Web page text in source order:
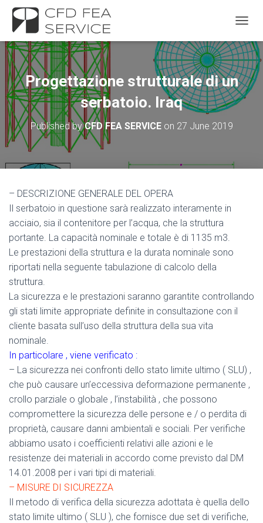
Progettazione strutturale di un
serbatoio. Iraq
Published byCFD FEA SERVICEon 27 June 2019
– DESCRIZIONE GENERALE DEL OPERA
Il serbatoio in questione sarà realizzato interamente in
acciaio, sia il contenitore per l’acqua, che la struttura
portante. La capacità nominale e totale è di 1135 m3.
Le prestazioni della struttura e la durata nominale sono
riportati nella seguente tabulazione di calcolo della
struttura.
La sicurezza e le prestazioni saranno garantite controllando
gli stati limite appropriate definite in consultazione con il
cliente basata sull’uso della struttura della sua vita
nominale.
In particolare , viene verificato :
– La sicurezza nei confronti dello stato limite ultimo ( SLU) ,
che può causare un’eccessiva deformazione permanente ,
crollo parziale o globale , l’instabilità , che possono
compromettere la sicurezza delle persone e / o perdita di
proprietà, causare danni ambientali e sociali. Per verifiche
abbiamo usato i coefficienti relativi alle azioni e le
resistenze dei materiali in accordo come previsto dal DM
14.01.2008 per i vari tipi di materiali.
– MISURE DI SICUREZZA
Il metodo di verifica della sicurezza adottata è quella dello
stato limite ultimo ( SLU ), che fornisce due set di verifiche,